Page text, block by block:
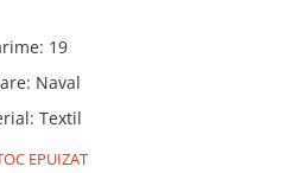
: 19
: Naval
: Textil
EPUIZAT